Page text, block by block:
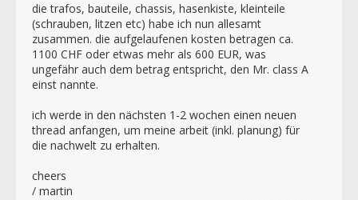
die trafos, bauteile, chassis, hasenkiste, kleinteile
(schrauben, litzen etc) habe ich nun allesamt
zusammen. die aufgelaufenen kosten betragen ca.
1100 CHF oder etwas mehr als 600 EUR, was
ungefähr auch dem betrag entspricht, den Mr. class A
einst nannte.
ich werde in den nächsten 1-2 wochen einen neuen
thread anfangen, um meine arbeit (inkl. planung) für
die nachwelt zu erhalten.
cheers
/ martin